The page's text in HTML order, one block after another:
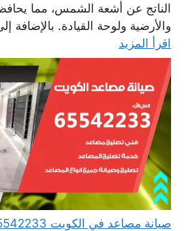
الناتج عن أشعة الشمس، مما
والأرضية ولوحة القيادة. بالإضافة
اقرأ المزيد